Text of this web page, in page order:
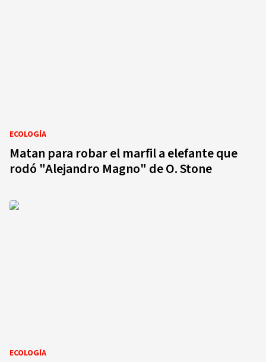
ECOLOGÍA
Matan para robar el marfil a elefante que
rodó "Alejandro Magno" de O. Stone
ECOLOGÍA